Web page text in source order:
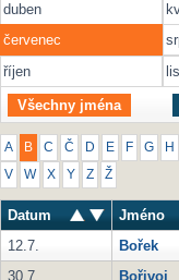
duben
červenec
říjen
Všechny jména
A B C Č D E F G H
V W X Y Z Ž
Datum Jméno
12.7.
Bořek
30.7.
Bořivoj